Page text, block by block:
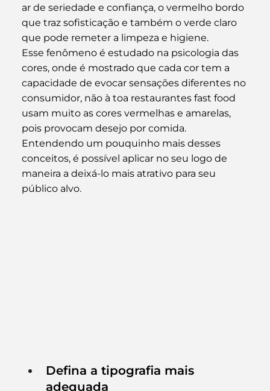
ar de seriedade e confiança, o vermelho bordo
que traz sofisticação e também o verde claro
que pode remeter a limpeza e higiene.
Esse fenômeno é estudado na psicologia das
cores, onde é mostrado que cada cor tem a
capacidade de evocar sensações diferentes no
consumidor, não à toa restaurantes fast food
usam muito as cores vermelhas e amarelas,
pois provocam desejo por comida.
Entendendo um pouquinho mais desses
conceitos, é possível aplicar no seu logo de
maneira a deixá-lo mais atrativo para seu
público alvo.
Defina a tipografia mais
adequada